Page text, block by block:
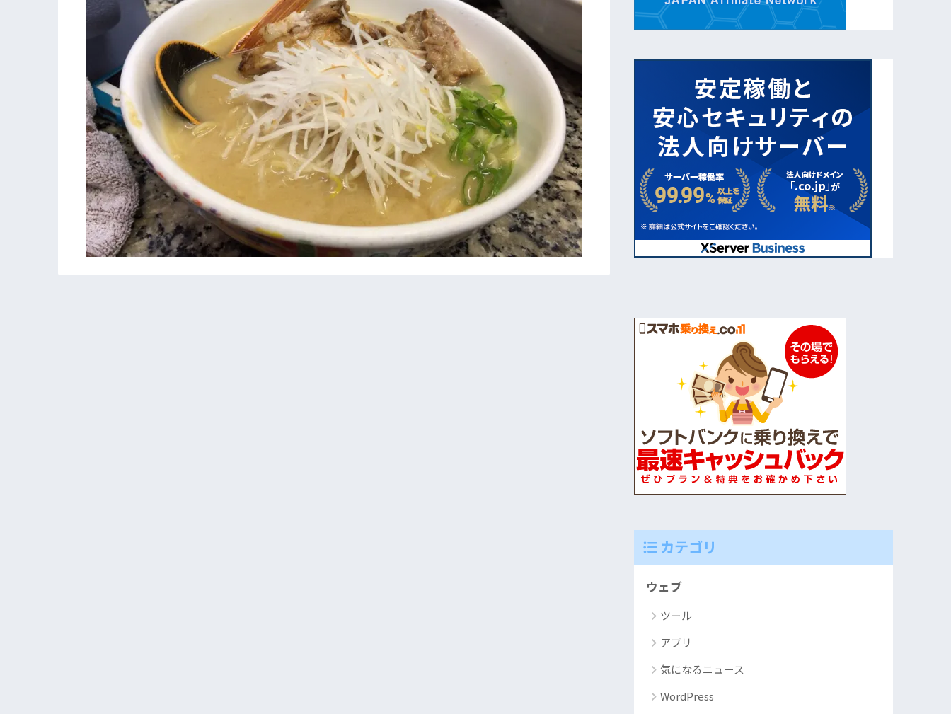
カテゴリ
ウェブ
ツール
アプリ
気になるニュース
WordPress